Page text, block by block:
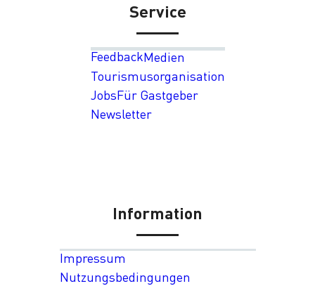
Service
FeedbackMedien
Tourismusorganisation
JobsFür Gastgeber
Newsletter
Information
Impressum
Nutzungsbedingungen